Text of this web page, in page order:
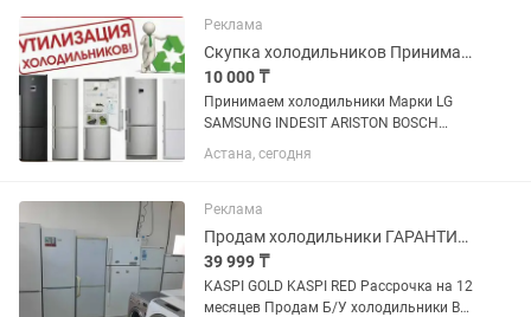
Цены от 50000 в зависимости от
модели...
Реклама
Скупка холодильников Принимаем Холодильники
10 000 ₸
Принимаем холодильники Марки LG
SAMSUNG INDESIT ARISTON BOSCH
Астана, сегодня
Реклама
Продам холодильники ГАРАНТИЯ +ДОСТАВКА по городу БЕСПЛАТНО
39 999 ₸
KASPI GOLD KASPI RED Рассрочка на 12
месяцев Продам Б/У холодильники В